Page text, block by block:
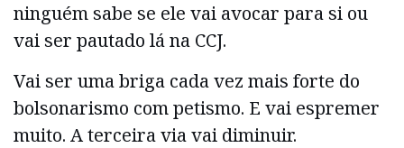
ninguém sabe se ele vai avocar para si ou
vai ser pautado lá na CCJ.
Vai ser uma briga cada vez mais forte do
bolsonarismo com petismo. E vai espremer
muito. A terceira via vai diminuir.